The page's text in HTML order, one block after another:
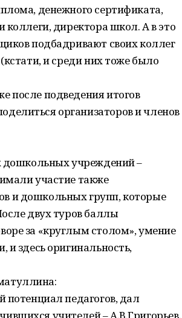
денежного сертификата,
коллеги, директора школ. А в это
подбадривают своих коллег
и среди них тоже было
после подведения итогов
организаторов и членов
дошкольных учреждений –
участие также
и дошкольных групп, которые
двух туров баллы
за «круглым столом», умение
и здесь оригинальность,
потенциал педагогов, дал